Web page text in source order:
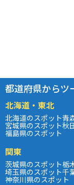
都道府県からツ
北海道・東北
北海道のスポット青
宮城県のスポット秋
福島県のスポット
関東
茨城県のスポット栃
埼玉県のスポット千
神奈川県のスポット